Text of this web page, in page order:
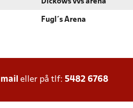
Dickows vvs arena
Fugl´s Arena
mail eller på tlf: 5482 6768